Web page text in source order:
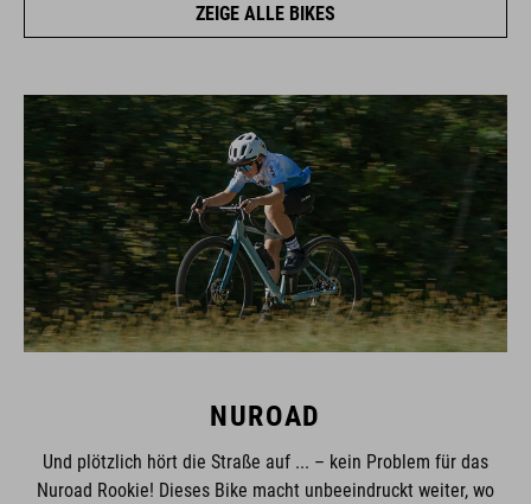
ZEIGE ALLE BIKES
NUROAD
Und plötzlich hört die Straße auf ... – kein Problem für das
Nuroad Rookie! Dieses Bike macht unbeeindruckt weiter, wo